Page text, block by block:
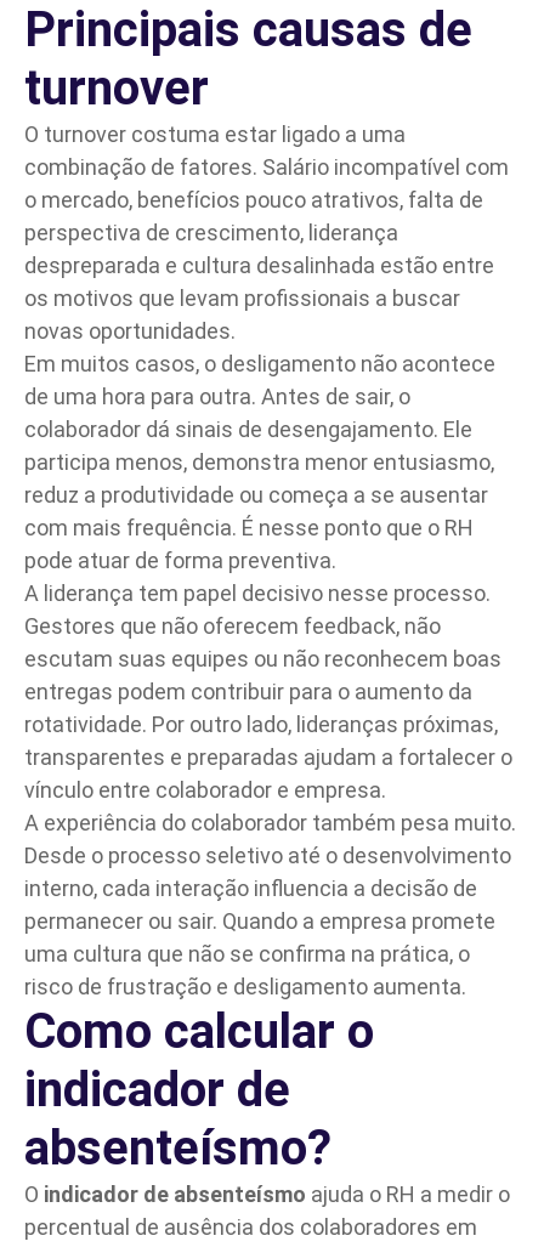
Principais causas de
turnover
O turnover costuma estar ligado a uma
combinação de fatores. Salário incompatível com
o mercado, benefícios pouco atrativos, falta de
perspectiva de crescimento, liderança
despreparada e cultura desalinhada estão entre
os motivos que levam profissionais a buscar
novas oportunidades.
Em muitos casos, o desligamento não acontece
de uma hora para outra. Antes de sair, o
colaborador dá sinais de desengajamento. Ele
participa menos, demonstra menor entusiasmo,
reduz a produtividade ou começa a se ausentar
com mais frequência. É nesse ponto que o RH
pode atuar de forma preventiva.
A liderança tem papel decisivo nesse processo.
Gestores que não oferecem feedback, não
escutam suas equipes ou não reconhecem boas
entregas podem contribuir para o aumento da
rotatividade. Por outro lado, lideranças próximas,
transparentes e preparadas ajudam a fortalecer o
vínculo entre colaborador e empresa.
A experiência do colaborador também pesa muito.
Desde o processo seletivo até o desenvolvimento
interno, cada interação influencia a decisão de
permanecer ou sair. Quando a empresa promete
uma cultura que não se confirma na prática, o
risco de frustração e desligamento aumenta.
Como calcular o
indicador de
absenteísmo?
O indicador de absenteísmo ajuda o RH a medir o
percentual de ausência dos colaboradores em